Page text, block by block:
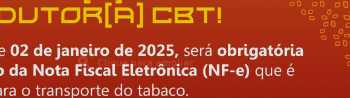
Clique para ampliar